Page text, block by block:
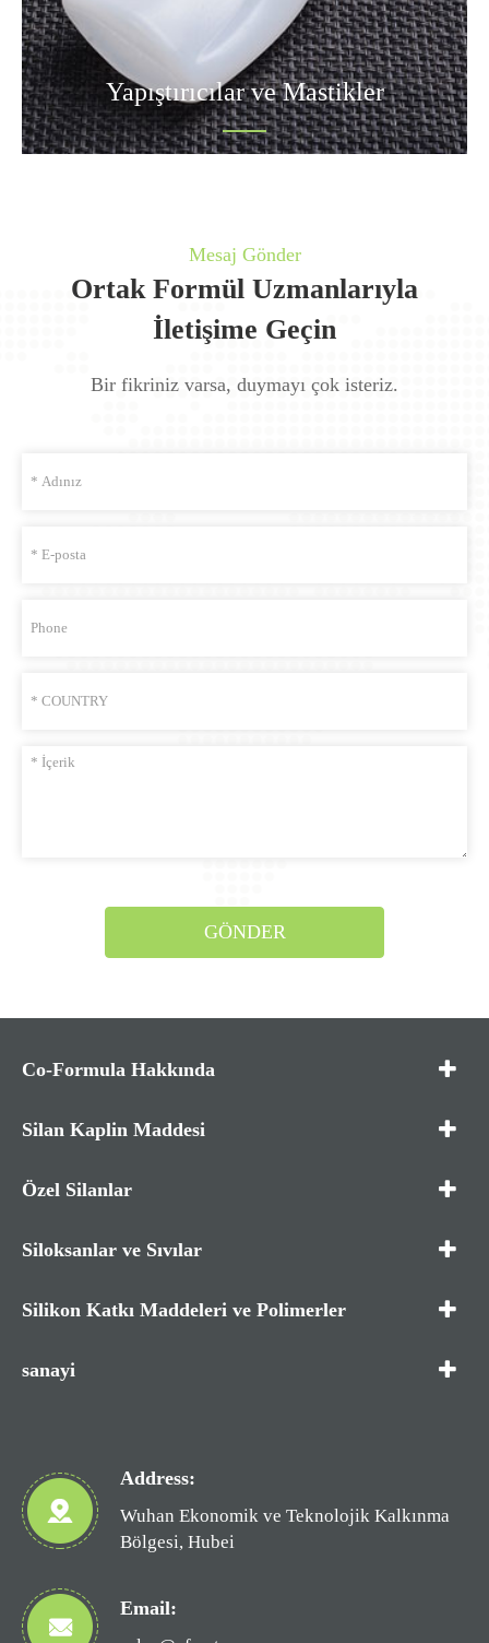
Yapıştırıcılar ve Mastikler
Mesaj Gönder
Ortak Formül Uzmanlarıyla
İletişime Geçin
Bir fikriniz varsa, duymayı çok isteriz.
GÖNDER
Co-Formula Hakkında
Silan Kaplin Maddesi
Özel Silanlar
Siloksanlar ve Sıvılar
Silikon Katkı Maddeleri ve Polimerler
sanayi
Address:
Wuhan Ekonomik ve Teknolojik Kalkınma
Bölgesi, Hubei
Email: